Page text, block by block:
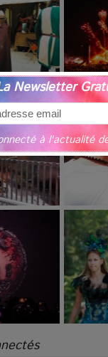
Newsletter
à l'actualité